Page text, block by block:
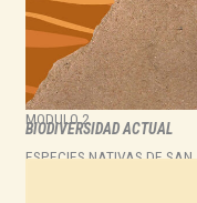
MODULO 2
BIODIVERSIDAD ACTUAL
ESPECIES NATIVAS DE